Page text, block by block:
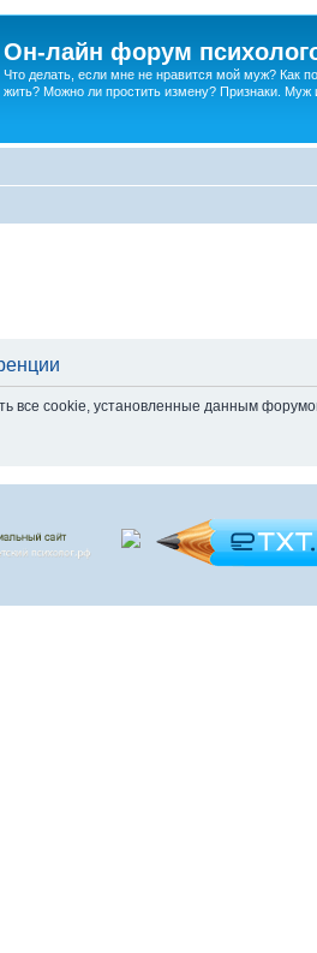
Он-лайн форум
Что делать, если мне не нравится мой муж? Как
жить? Можно ли простить измену? Признаки. Муж
все cookie, установленные данным